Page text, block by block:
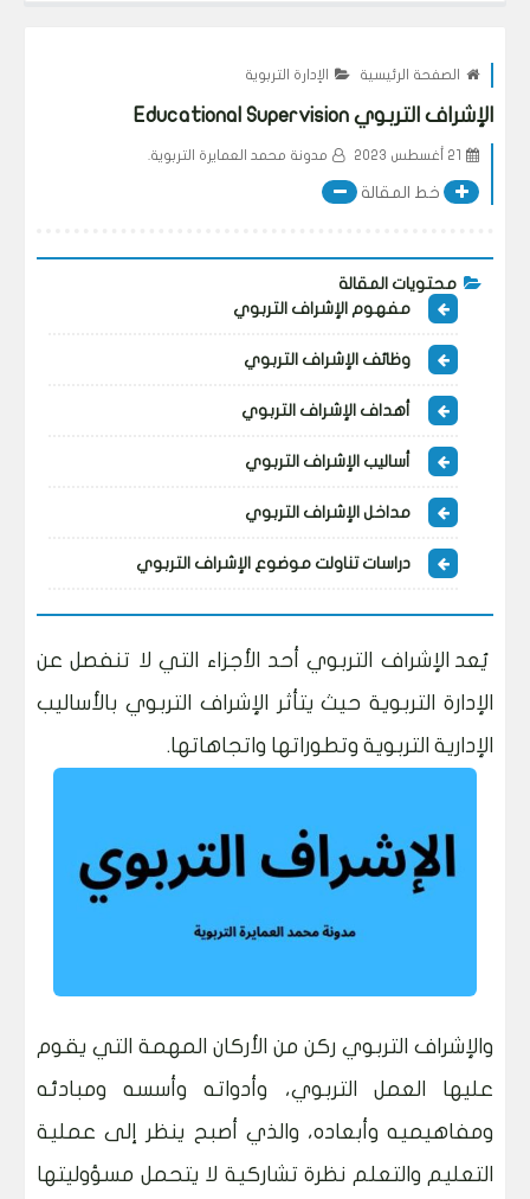
الصفحة الرئيسية الإدارة التربوية
الإشراف التربوي Educational Supervision
21 أغسطس 2023 مدونة محمد العمايرة التربوية.
خط المقالة
محتويات المقالة
مفهوم الإشراف التربوي
وظائف الإشراف التربوي
أهداف الإشراف التربوي
أساليب الإشراف التربوي
مداخل الإشراف التربوي
دراسات تناولت موضوع الإشراف التربوي
يُعد الإشراف التربوي أحد الأجزاء التي لا تنفصل عن
الإدارة التربوية حيث يتأثر الإشراف التربوي بالأساليب
الإدارية التربوية وتطوراتها واتجاهاتها.
والإشراف التربوي ركن من الأركان المهمة التي يقوم
عليها العمل التربوي، وأدواته وأسسه ومبادئه
ومفاهيميه وأبعاده، والذي أصبح ينظر إلى عملية
التعليم والتعلم نظرة تشاركية لا يتحمل مسؤوليتها